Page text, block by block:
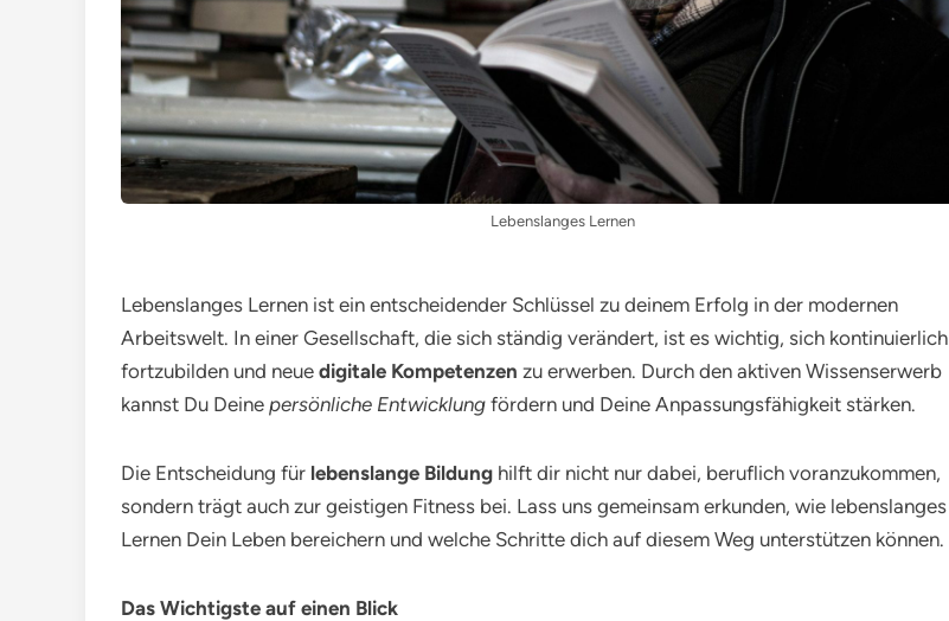
Lebenslanges Lernen
Lebenslanges Lernen ist ein entscheidender Schlüssel zu deinem Erfolg in der modernen
Arbeitswelt. In einer Gesellschaft, die sich ständig verändert, ist es wichtig, sich kontinuierlich
fortzubilden und neue digitale Kompetenzen zu erwerben. Durch den aktiven Wissenserwerb
kannst Du Deine persönliche Entwicklung fördern und Deine Anpassungsfähigkeit stärken.
Die Entscheidung für lebenslange Bildung hilft dir nicht nur dabei, beruflich voranzukommen,
sondern trägt auch zur geistigen Fitness bei. Lass uns gemeinsam erkunden, wie lebenslanges
Lernen Dein Leben bereichern und welche Schritte dich auf diesem Weg unterstützen können.
Das Wichtigste auf einen Blick